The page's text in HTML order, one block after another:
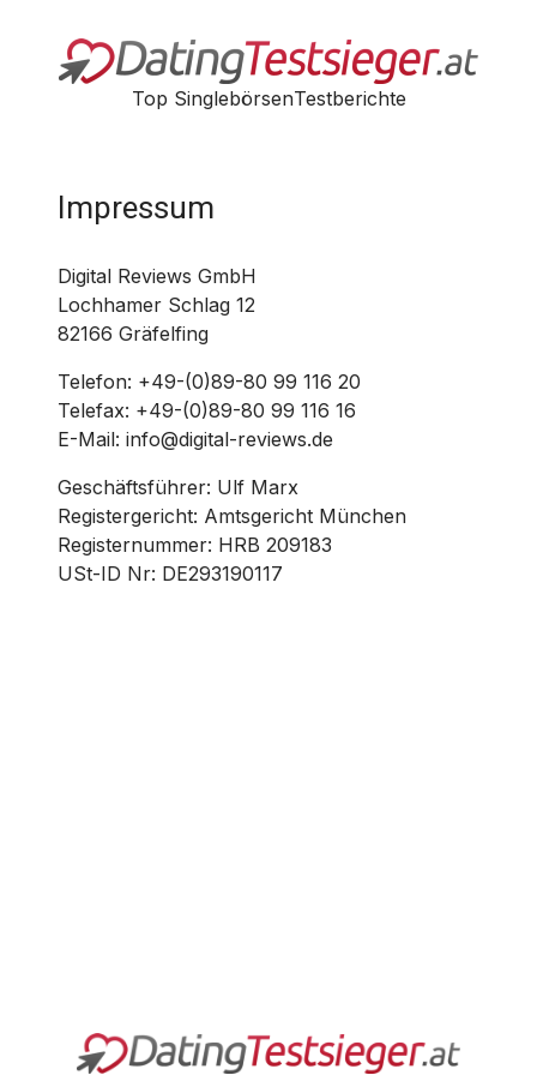
Top SinglebörsenTestberichte
Impressum
Digital Reviews GmbH
Lochhamer Schlag 12
82166 Gräfelfing
Telefon: +49-(0)89-80 99 116 20
Telefax: +49-(0)89-80 99 116 16
E-Mail: info@digital-reviews.de
Geschäftsführer: Ulf Marx
Registergericht: Amtsgericht München
Registernummer: HRB 209183
USt-ID Nr: DE293190117